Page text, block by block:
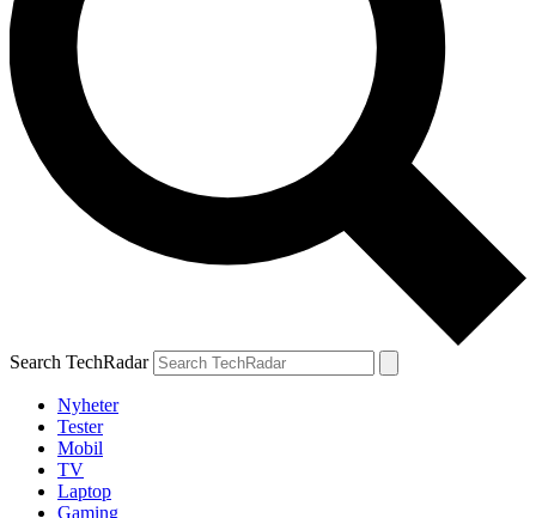
Search TechRadar
Nyheter
Tester
Mobil
TV
Laptop
Gaming